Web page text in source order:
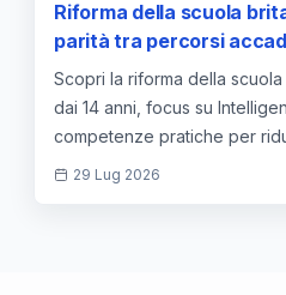
Riforma della scuola
parità tra percorsi
l'integrazione dell'IA
Scopri la riforma della
dai 14 anni, focus su
competenze pratiche per
giovanile.
29 Lug 2026